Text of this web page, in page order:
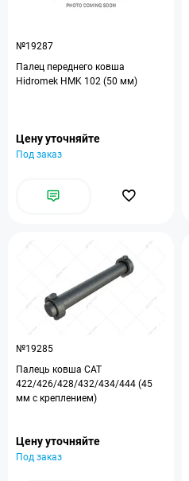
№19287
Палец переднего ковша
Hidromek HMK 102 (50 мм)
Цену уточняйте
Под заказ
№19285
Палець ковша CAT
422/426/428/432/434/444 (45
мм с креплением)
Цену уточняйте
Под заказ